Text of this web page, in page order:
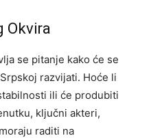
Okvira
se pitanje kako će se
razvijati. Hoće li
ili će produbiti
ključni akteri,
raditi na